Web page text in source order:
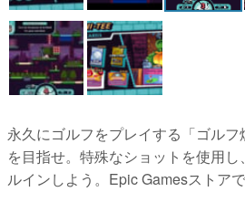
その他
電ファミニコゲーマーとは？
運営：株式会社マレ
永久にゴルフをプレイする「ゴル
を目指せ。特殊なショットを使用
ルインしよう。Epic Gamesストア